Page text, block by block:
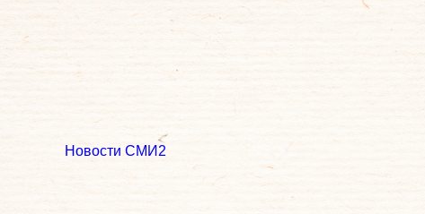
Новости СМИ2